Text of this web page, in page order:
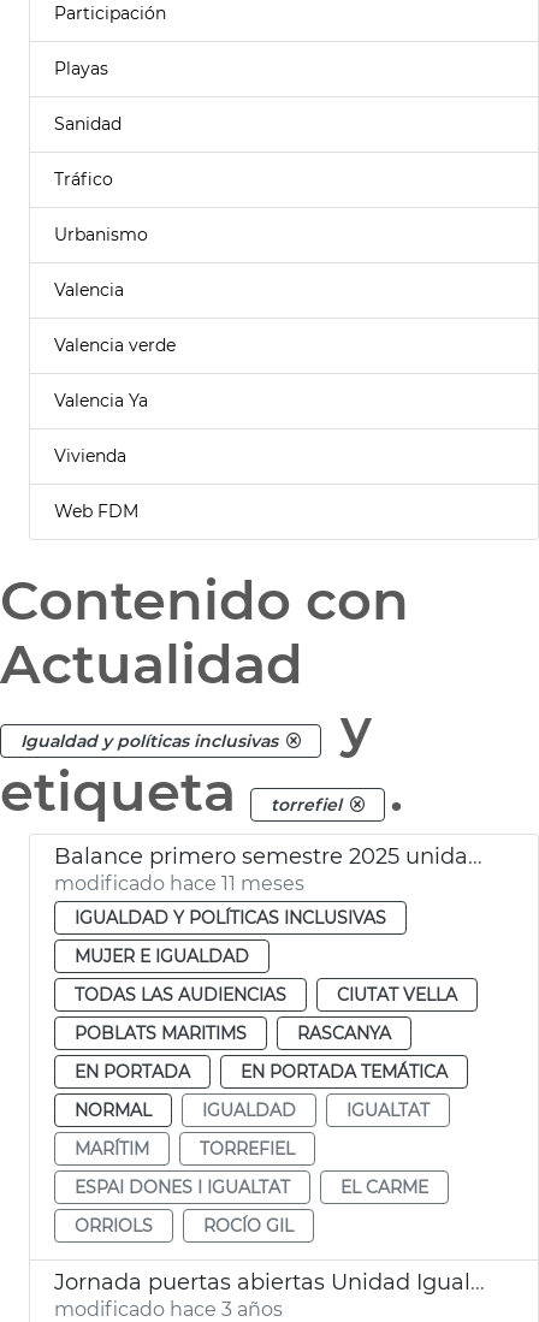
Participación
Playas
Sanidad
Tráfico
Urbanismo
Valencia
Valencia verde
Valencia Ya
Vivienda
Web FDM
Contenido con
Actualidad
Igualdad y políticas inclusivas
y
etiqueta
torrefiel .
Balance primero semestre 2025 unidades igualdad Ayuntamiento de València
modificado hace 11 meses
IGUALDAD Y POLÍTICAS INCLUSIVAS
MUJER E IGUALDAD
TODAS LAS AUDIENCIAS
CIUTAT VELLA
POBLATS MARITIMS
RASCANYA
EN PORTADA
EN PORTADA TEMÁTICA
NORMAL
IGUALDAD
IGUALTAT
MARÍTIM
TORREFIEL
ESPAI DONES I IGUALTAT
EL CARME
ORRIOLS
ROCÍO GIL
Jornada puertas abiertas Unidad Igualdad Torrefiel-Orriols
modificado hace 3 años